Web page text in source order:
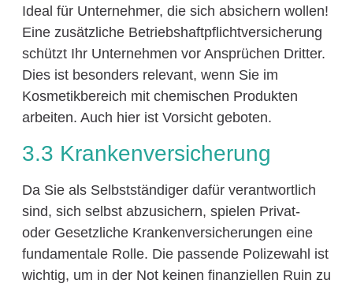
Ideal für Unternehmer, die sich absichern wollen!
Eine zusätzliche Betriebshaftpflichtversicherung
schützt Ihr Unternehmen vor Ansprüchen Dritter.
Dies ist besonders relevant, wenn Sie im
Kosmetikbereich mit chemischen Produkten
arbeiten. Auch hier ist Vorsicht geboten.
3.3 Krankenversicherung
Da Sie als Selbstständiger dafür verantwortlich
sind, sich selbst abzusichern, spielen Privat-
oder Gesetzliche Krankenversicherungen eine
fundamentale Rolle. Die passende Polizewahl ist
wichtig, um in der Not keinen finanziellen Ruin zu